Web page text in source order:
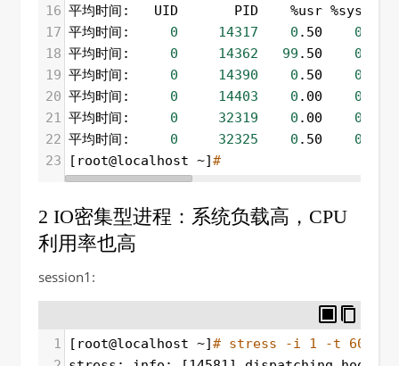
16 平均时间:   UID       PID    %usr %system
17 平均时间: 0 14317 0 .50 0
18 平均时间: 0 14362 99 .50 0
19 平均时间: 0 14390 0 .50 0
20 平均时间: 0 14403 0 .00 0
21 平均时间: 0 32319 0 .00 0
22 平均时间: 0 32325 0 .50 0
23
[root@localhost ~]#
2 IO密集型进程：系统负载高，CPU
利用率也高
session1:
1 [root@localhost ~]# stress -i 1 -t 600